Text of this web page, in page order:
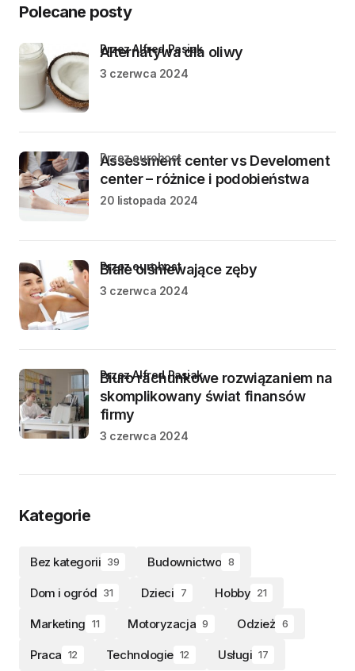
Polecane posty
Alternatywa dla oliwy
przez Alfred Pasiak
3 czerwca 2024
Assessment center vs Develoment
center – różnice i podobieństwa
przez eurohost
20 listopada 2024
Białe olśniewające zęby
przez eurohost
3 czerwca 2024
Biuro rachunkowe rozwiązaniem na
skomplikowany świat finansów
firmy
przez Alfred Pasiak
3 czerwca 2024
Kategorie
Bez kategorii 39 Budownictwo 8
Dom i ogród 31 Dzieci 7 Hobby 21
Marketing 11 Motoryzacja 9 Odzież 6
Praca 12 Technologie 12 Usługi 17